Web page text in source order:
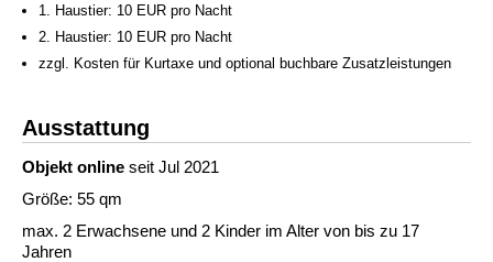
1. Haustier: 10 EUR pro Nacht
2. Haustier: 10 EUR pro Nacht
zzgl. Kosten für Kurtaxe und optional buchbare Zusatzleistungen
Ausstattung
Objekt online seit Jul 2021
Größe: 55 qm
max. 2 Erwachsene und 2 Kinder im Alter von bis zu 17
Jahren